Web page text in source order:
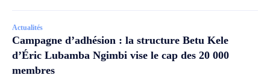
Actualités
Campagne d’adhésion : la structure Betu Kele
d’Éric Lubamba Ngimbi vise le cap des 20 000
membres